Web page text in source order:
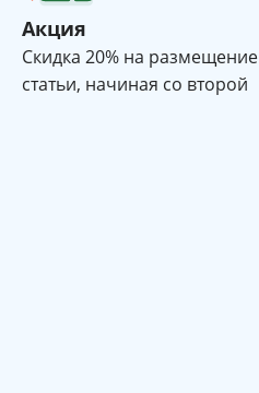
Акция
Cкидка 20% на размещение
статьи, начиная со второй